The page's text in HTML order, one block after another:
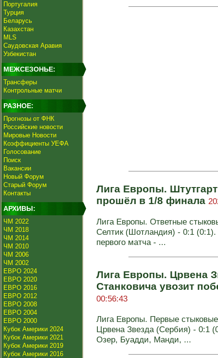
Португалия
Турция
Беларусь
Казахстан
MLS
Саудовская Аравия
Узбекистан
МЕЖСЕЗОНЬЕ:
Трансферы
Контрольные матчи
РАЗНОЕ:
Прогнозы от ФНК
Российские новости
Мировые Новости
Коэффициенты УЕФА
Голосование
Поиск
Вакансии
Новый Форум
Старый Форум
Контакты
АРХИВЫ:
ЧМ 2022
ЧМ 2018
ЧМ 2014
ЧМ 2010
ЧМ 2006
ЧМ 2002
ЕВРО 2024
ЕВРО 2020
ЕВРО 2016
ЕВРО 2012
ЕВРО 2008
ЕВРО 2004
ЕВРО 2000
Кубок Америки 2024
Кубок Америки 2021
Кубок Америки 2019
Кубок Америки 2016
Лига Европы.
прошёл в 1/8 финала
Лига Европы. Ответные
Селтик (Шотландия) - 0:1 (0:1).
первого матча - ...
Лига Европы. Црвена
Станковича увозит
00:56:43
Лига Европы. Первые
Црвена Звезда (Сербия) - 0:1
Озер, Буадди, Манди, ...